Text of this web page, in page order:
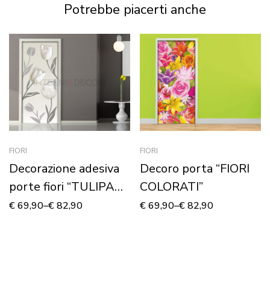
Potrebbe piacerti anche
FIORI
Decorazione adesiva
porte fiori “TULIPANI
BIANCHI”
€69,90–€82,90
FIORI
Decoro porta “FIORI
COLORATI”
€69,90–€82,90